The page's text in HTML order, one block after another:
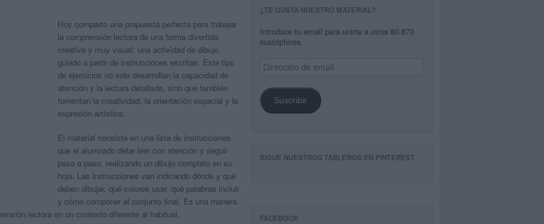
Hoy comparto una propuesta perfecta para trabajar
la comprensión lectora de una forma divertida,
creativa y muy visual: una actividad de dibujo
guiado a partir de instrucciones escritas. Este tipo
de ejercicios no solo desarrollan la capacidad de
atención y la lectura detallada, sino que también
fomentan la creatividad, la orientación espacial y la
expresión artística.
El material consiste en una lista de instrucciones
que el alumnado debe leer con atención y seguir
paso a paso, realizando un dibujo completo en su
hoja. Las instrucciones van indicando dónde y qué
deben dibujar, qué colores usar, qué palabras incluir
y cómo componer el conjunto final. Es una manera
lectora en un contexto diferente al habitual.
¿TE GUSTA NUESTRO MATERIAL?
Introduce tu email para unirte a otros 80.870
suscriptores.
Dirección
de
Suscribir
SIGUE NUESTROS TABLEROS EN PINTEREST
FACEBOOK